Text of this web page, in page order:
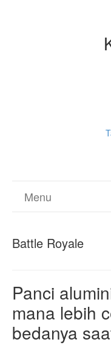
Menu
Battle Royale
Panci
mana lebih
bedanya